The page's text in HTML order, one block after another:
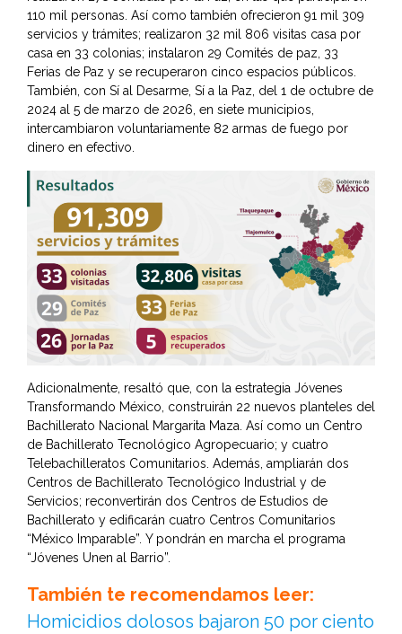
110 mil personas. Así como también ofrecieron 91 mil 309
servicios y trámites; realizaron 32 mil 806 visitas casa por
casa en 33 colonias; instalaron 29 Comités de paz, 33
Ferias de Paz y se recuperaron cinco espacios públicos.
También, con Sí al Desarme, Sí a la Paz, del 1 de octubre de
2024 al 5 de marzo de 2026, en siete municipios,
intercambiaron voluntariamente 82 armas de fuego por
dinero en efectivo.
Adicionalmente, resaltó que, con la estrategia Jóvenes
Transformando México, construirán 22 nuevos planteles del
Bachillerato Nacional Margarita Maza. Así como un Centro
de Bachillerato Tecnológico Agropecuario; y cuatro
Telebachilleratos Comunitarios. Además, ampliarán dos
Centros de Bachillerato Tecnológico Industrial y de
Servicios; reconvertirán dos Centros de Estudios de
Bachillerato y edificarán cuatro Centros Comunitarios
“México Imparable”. Y pondrán en marcha el programa
“Jóvenes Unen al Barrio”.
También te recomendamos leer:
Homicidios dolosos bajaron 50 por ciento